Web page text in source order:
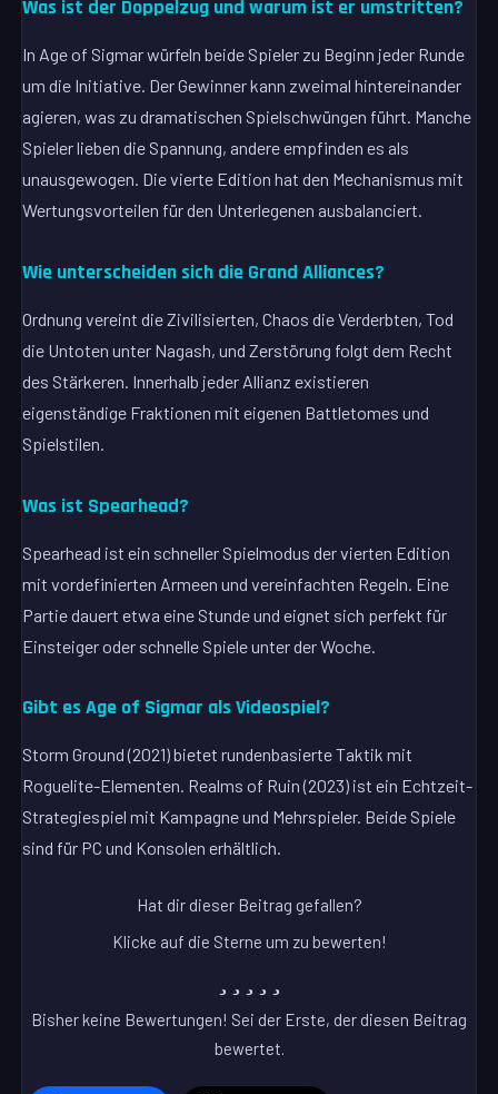
Was ist der Doppelzug und warum ist er umstritten?
In Age of Sigmar würfeln beide Spieler zu Beginn jeder Runde
um die Initiative. Der Gewinner kann zweimal hintereinander
agieren, was zu dramatischen Spielschwüngen führt. Manche
Spieler lieben die Spannung, andere empfinden es als
unausgewogen. Die vierte Edition hat den Mechanismus mit
Wertungsvorteilen für den Unterlegenen ausbalanciert.
Wie unterscheiden sich die Grand Alliances?
Ordnung vereint die Zivilisierten, Chaos die Verderbten, Tod
die Untoten unter Nagash, und Zerstörung folgt dem Recht
des Stärkeren. Innerhalb jeder Allianz existieren
eigenständige Fraktionen mit eigenen Battletomes und
Spielstilen.
Was ist Spearhead?
Spearhead ist ein schneller Spielmodus der vierten Edition
mit vordefinierten Armeen und vereinfachten Regeln. Eine
Partie dauert etwa eine Stunde und eignet sich perfekt für
Einsteiger oder schnelle Spiele unter der Woche.
Gibt es Age of Sigmar als Videospiel?
Storm Ground (2021) bietet rundenbasierte Taktik mit
Roguelite-Elementen. Realms of Ruin (2023) ist ein Echtzeit-
Strategiespiel mit Kampagne und Mehrspieler. Beide Spiele
sind für PC und Konsolen erhältlich.
Hat dir dieser Beitrag gefallen?
Klicke auf die Sterne um zu bewerten!
Bisher keine Bewertungen! Sei der Erste, der diesen Beitrag
bewertet.